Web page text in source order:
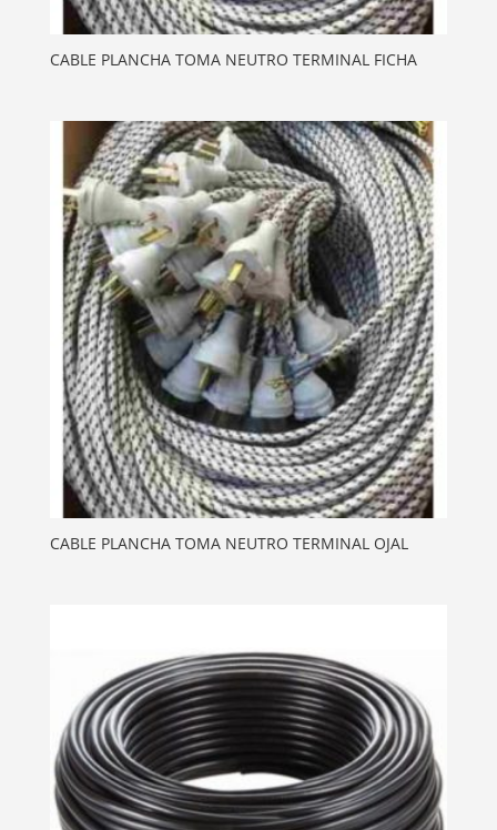
CABLE PLANCHA TOMA NEUTRO TERMINAL FICHA
CABLE PLANCHA TOMA NEUTRO TERMINAL OJAL